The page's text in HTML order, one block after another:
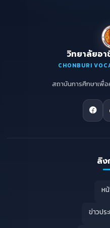
วิทยาลัยอ
CHONBURI
สถาบันการศึกษาเพื่
ลิง
ห
ข่าวปร